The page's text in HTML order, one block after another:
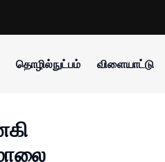
தொழில்நுட்பம் விளையாட்டு